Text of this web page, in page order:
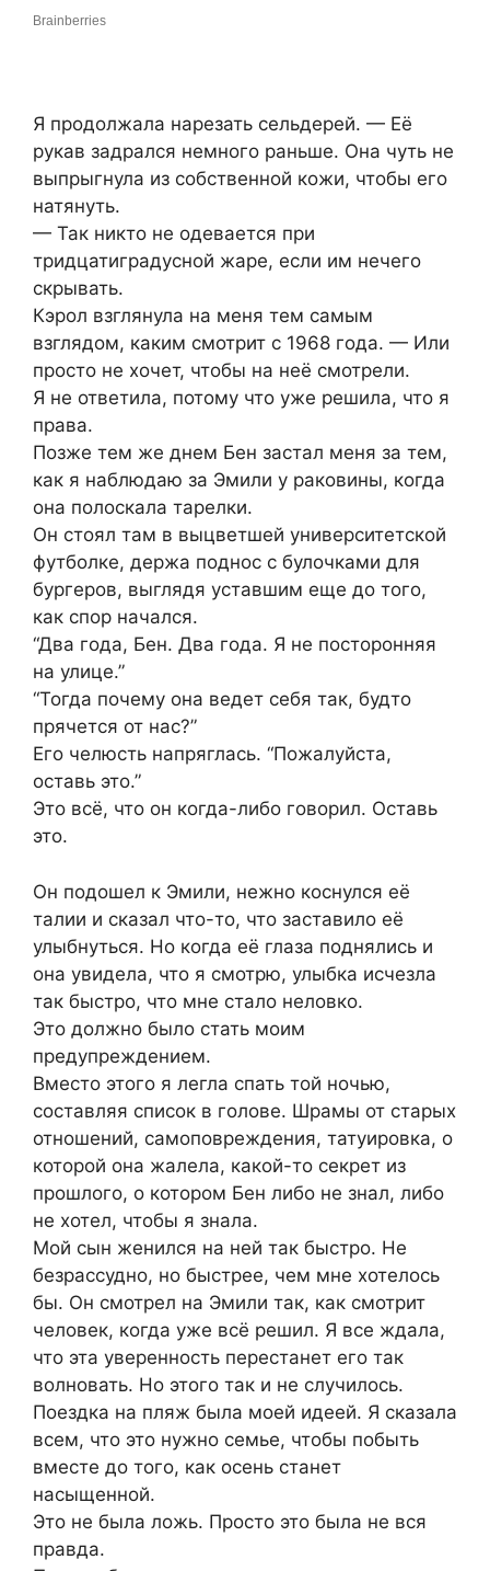
Я продолжала нарезать сельдерей. — Её
рукав задрался немного раньше. Она чуть не
выпрыгнула из собственной кожи, чтобы его
натянуть.
— Так никто не одевается при
тридцатиградусной жаре, если им нечего
скрывать.
Кэрол взглянула на меня тем самым
взглядом, каким смотрит с 1968 года. — Или
просто не хочет, чтобы на неё смотрели.
Я не ответила, потому что уже решила, что я
права.
Позже тем же днем Бен застал меня за тем,
как я наблюдаю за Эмили у раковины, когда
она полоскала тарелки.
Он стоял там в выцветшей университетской
футболке, держа поднос с булочками для
бургеров, выглядя уставшим еще до того,
как спор начался.
“Два года, Бен. Два года. Я не посторонняя
на улице.”
“Тогда почему она ведет себя так, будто
прячется от нас?”
Его челюсть напряглась. “Пожалуйста,
оставь это.”
Это всё, что он когда-либо говорил. Оставь
это.
Он подошел к Эмили, нежно коснулся её
талии и сказал что-то, что заставило её
улыбнуться. Но когда её глаза поднялись и
она увидела, что я смотрю, улыбка исчезла
так быстро, что мне стало неловко.
Это должно было стать моим
предупреждением.
Вместо этого я легла спать той ночью,
составляя список в голове. Шрамы от старых
отношений, самоповреждения, татуировка, о
которой она жалела, какой-то секрет из
прошлого, о котором Бен либо не знал, либо
не хотел, чтобы я знала.
Мой сын женился на ней так быстро. Не
безрассудно, но быстрее, чем мне хотелось
бы. Он смотрел на Эмили так, как смотрит
человек, когда уже всё решил. Я все ждала,
что эта уверенность перестанет его так
волновать. Но этого так и не случилось.
Поездка на пляж была моей идеей. Я сказала
всем, что это нужно семье, чтобы побыть
вместе до того, как осень станет
насыщенной.
Это не была ложь. Просто это была не вся
правда.